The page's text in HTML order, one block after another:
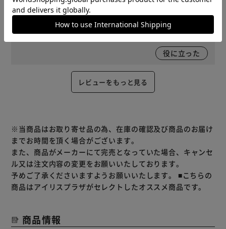
カラー : ライトブルー ｜ 種類 : 冷感 ｜ サイズ : ハーフ 購入
前回イエローを購入し、可愛いくて良かったので追加購入し
ました。この色もとてもかわいいです。
役に立った
レビューをもっと見る
※当商品はお取り寄せ品の為、在庫の確認及び商品のお届け
までお時間を頂く場合がございます。
また、商品がメーカーにて完売となっていた場合、キャンセ
ル又は注文内容の変更をお願いいたしております。
予めご了承くださいますようお願いいたします。 ■こちらの
商品はアイリスプラザがセレクトしたオススメ商品です。
商品情報